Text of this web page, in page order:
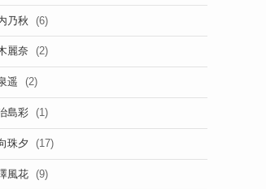
乃秋 (6)
麗奈 (2)
遥 (2)
島彩 (1)
珠夕 (17)
風花 (9)